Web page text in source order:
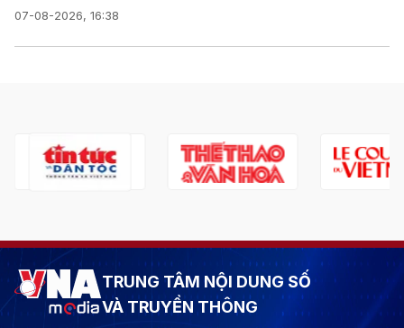
07-08-2026, 16:38
TRUNG TÂM NỘI DUNG SỐ
VÀ TRUYỀN THÔNG